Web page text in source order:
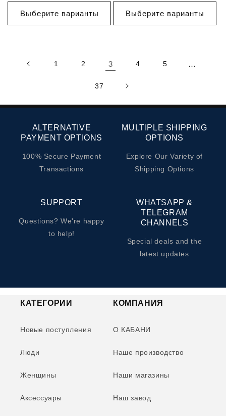
Выберите варианты Выберите варианты
1 2 3 4 5 …
37
ALTERNATIVE
PAYMENT OPTIONS
100% Secure Payment
Transactions
MULTIPLE SHIPPING
OPTIONS
Explore Our Variety of
Shipping Options
SUPPORT
Questions? We're happy
to help!
WHATSAPP &
TELEGRAM
CHANNELS
Special deals and the
latest updates
КАТЕГОРИИ
Новые поступления
Люди
Женщины
Аксессуары
КОМПАНИЯ
О КАБАНИ
Наше производство
Наши магазины
Наш завод